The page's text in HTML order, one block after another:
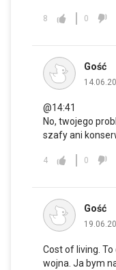
8 0
Gość
@14:41
No, twojego
szafy ani
4 0
Gość
Cost of living.
wojna. Ja bym